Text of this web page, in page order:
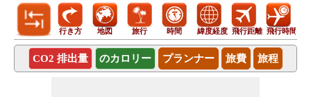
行き方 地図 旅行 時間 緯度経度 飛行距離 飛行時間
CO2 排出量 のカロリー プランナー 旅費 旅程